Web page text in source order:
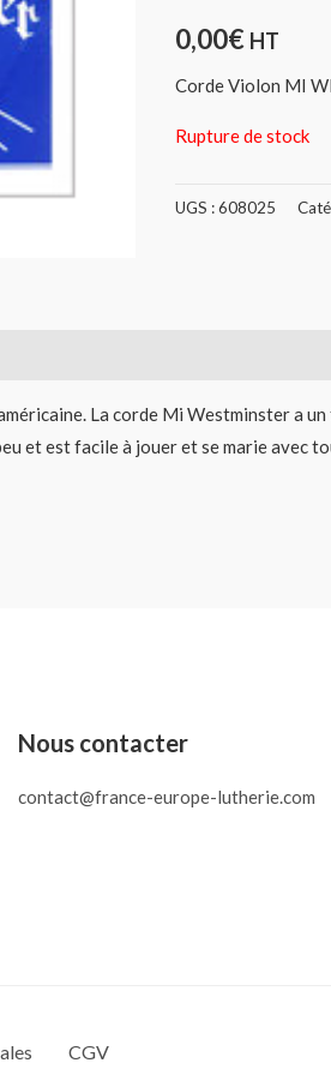
0,00€ HT
Corde Violon MI
Rupture de stock
UGS :608025
La corde Mi Westminster a
et est facile à jouer et se marie avec
Nous contacter
contact@france-europe-lutherie.com
CGV